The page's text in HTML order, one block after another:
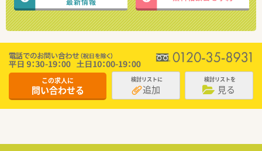
この求人に
問い合わせる
検討リストに
追加
検討リストを
見る